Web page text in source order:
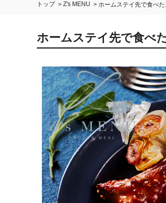
トップ> Z's MENU > ホームステイ先で食べ
ホームステイ先で食べ